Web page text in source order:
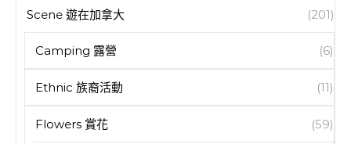
Scene 遊在加拿大 (201)
Camping 露營 (6)
Ethnic 族裔活動 (11)
Flowers 賞花 (59)